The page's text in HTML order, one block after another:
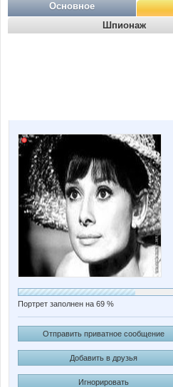
Основное
Шпионаж
Портрет заполнен на 69 %
Отправить приватное сообщение
Добавить в друзья
Игнорировать